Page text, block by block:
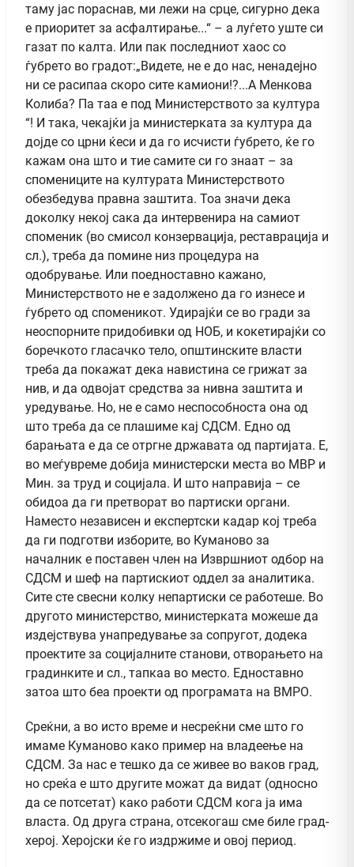
таму јас пораснав, ми лежи на срце, сигурно дека
е приоритет за асфалтирање...“ – а луѓето уште си
газат по калта. Или пак последниот хаос со
ѓубрето во градот:„Видете, не е до нас, ненадејно
ни се расипаа скоро сите камиони!?...А Менкова
Колиба? Па таа е под Министерството за култура
“! И така, чекајќи ја министерката за култура да
дојде со црни ќеси и да го исчисти ѓубрето, ќе го
кажам она што и тие самите си го знаат – за
спомениците на културата Министерството
обезбедува правна заштита. Тоа значи дека
доколку некој сака да интервенира на самиот
споменик (во смисол конзервација, реставрација и
сл.), треба да помине низ процедура на
одобрување. Или поедноставно кажано,
Министерството не е задолжено да го изнесе и
ѓубрето од споменикот. Удирајќи се во гради за
неоспорните придобивки од НОБ, и кокетирајќи со
боречкото гласачко тело, општинските власти
треба да покажат дека навистина се грижат за
нив, и да одвојат средства за нивна заштита и
уредување. Но, не е само неспособноста она од
што треба да се плашиме кај СДСМ. Едно од
барањата е да се отргне државата од партијата. Е,
во меѓувреме добија министерски места во МВР и
Мин. за труд и социјала. И што направија – се
обидоа да ги претворат во партиски органи.
Наместо независен и експертски кадар кој треба
да ги подготви изборите, во Куманово за
началник е поставен член на Извршниот одбор на
СДСМ и шеф на партискиот оддел за аналитика.
Сите сте свесни колку непартиски се работеше. Во
другото министерство, министерката можеше да
издејствува унапредување за сопругот, додека
проектите за социјалните станови, отворањето на
градинките и сл., тапкаа во место. Едноставно
затоа што беа проекти од програмата на ВМРО.
Среќни, а во исто време и несреќни сме што го
имаме Куманово како пример на владеење на
СДСМ. За нас е тешко да се живее во ваков град,
но среќа е што другите можат да видат (односно
да се потсетат) како работи СДСМ кога ја има
власта. Од друга страна, отсекогаш сме биле град-
херој. Херојски ќе го издржиме и овој период.